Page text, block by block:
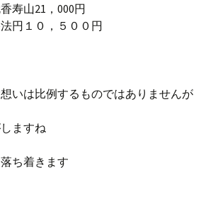
の沈香寿山21，000円
円１０，５００円
いは比例するものではありませんが
ますね
ち着きます